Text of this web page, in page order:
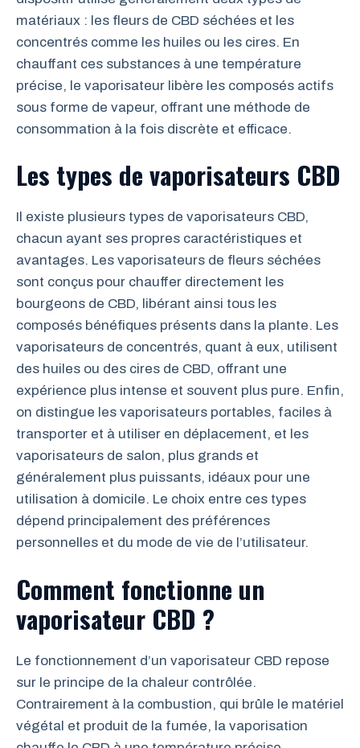
matériaux : les fleurs de CBD séchées et les
concentrés comme les huiles ou les cires. En
chauffant ces substances à une température
précise, le vaporisateur libère les composés actifs
sous forme de vapeur, offrant une méthode de
consommation à la fois discrète et efficace.
Les types de vaporisateurs CBD
Il existe plusieurs types de vaporisateurs CBD,
chacun ayant ses propres caractéristiques et
avantages. Les vaporisateurs de fleurs séchées
sont conçus pour chauffer directement les
bourgeons de CBD, libérant ainsi tous les
composés bénéfiques présents dans la plante. Les
vaporisateurs de concentrés, quant à eux, utilisent
des huiles ou des cires de CBD, offrant une
expérience plus intense et souvent plus pure. Enfin,
on distingue les vaporisateurs portables, faciles à
transporter et à utiliser en déplacement, et les
vaporisateurs de salon, plus grands et
généralement plus puissants, idéaux pour une
utilisation à domicile. Le choix entre ces types
dépend principalement des préférences
personnelles et du mode de vie de l’utilisateur.
Comment fonctionne un
vaporisateur CBD ?
Le fonctionnement d’un vaporisateur CBD repose
sur le principe de la chaleur contrôlée.
Contrairement à la combustion, qui brûle le matériel
végétal et produit de la fumée, la vaporisation